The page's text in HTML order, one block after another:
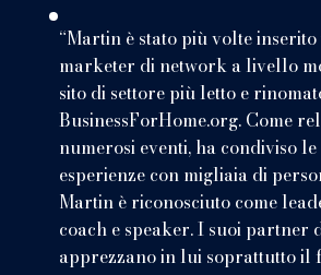
“Martin è stato più volte
marketer di network a livello
sito di settore più letto e
BusinessForHome.org. Come
numerosi eventi, ha condiviso le
esperienze con migliaia di
Martin è riconosciuto come
coach e speaker. I suoi partner
apprezzano in lui soprattutto il